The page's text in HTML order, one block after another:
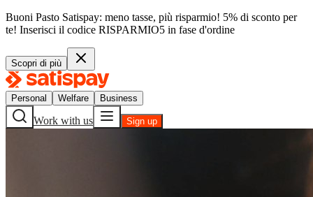
Buoni Pasto Satispay: meno tasse, più risparmio! 5% di sconto per
te! Inserisci il codice RISPARMIO5 in fase d'ordine
Scopri di più
Personal Welfare Business
Work with us Sign up